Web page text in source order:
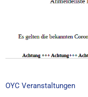
OYC Veranstaltungen